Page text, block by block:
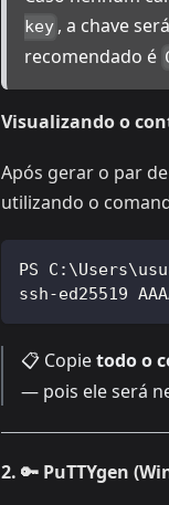
key , a chave
recomendado é
Visualizando o
Após gerar o par
utilizando o
PS
ssh-ed25519
📋 Copietodo o
— pois ele será
2. 🔑 PuTTYgen